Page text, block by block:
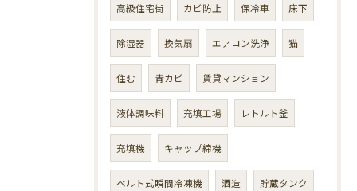
高級住宅街 カビ防止 保冷車 床下
除湿器 換気扇 エアコン洗浄 猫
住む 青カビ 賃貸マンション
液体調味料 充填工場 レトルト釜
充填機 キャップ締機
ベルト式瞬間冷凍機 酒造 貯蔵タンク